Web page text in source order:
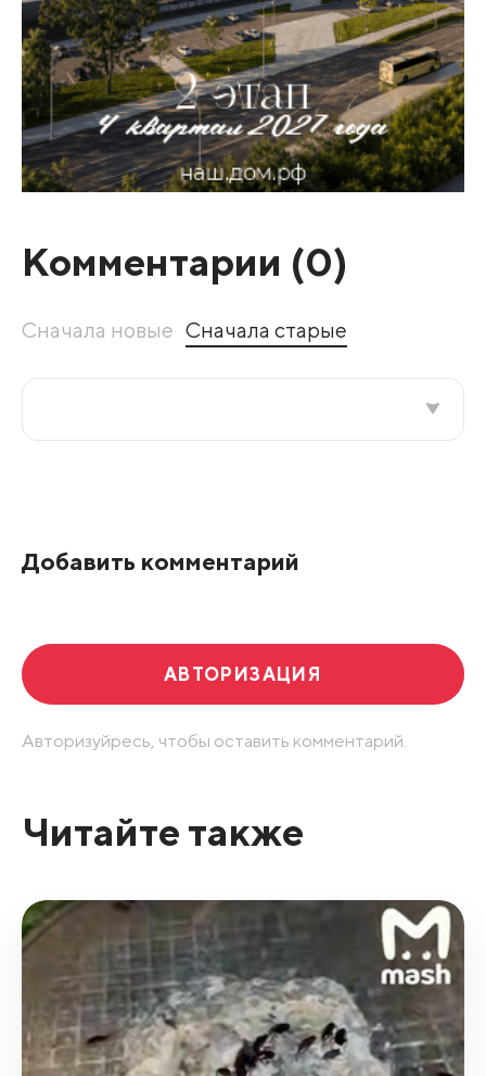
Комментарии (0)
Сначала новые Сначала старые
Добавить комментарий
АВТОРИЗАЦИЯ
Авторизуйресь, чтобы оставить комментарий.
Читайте также